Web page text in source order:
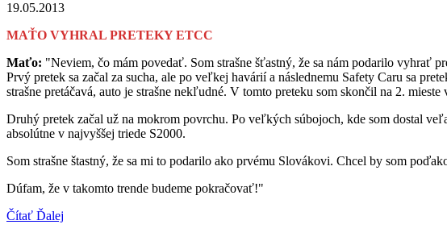
19.05.2013
MAŤO VYHRAL PRETEKY ETCC
Maťo: "Neviem, čo mám povedať. Som strašne šťastný, že sa nám podarilo vyhrať
Prvý pretek sa začal za sucha, ale po veľkej havárií a následnemu Safety Caru sa
strašne pretáčavá, auto je strašne nekľudné. V tomto preteku som skončil na 2.
Druhý pretek začal už na mokrom povrchu. Po veľkých súbojoch, kde som dostal
absolútne v najvyššej triede S2000.
Som strašne štastný, že sa mi to podarilo ako prvému Slovákovi. Chcel by som
Dúfam, že v takomto trende budeme pokračovať!"
Čítať Ďalej